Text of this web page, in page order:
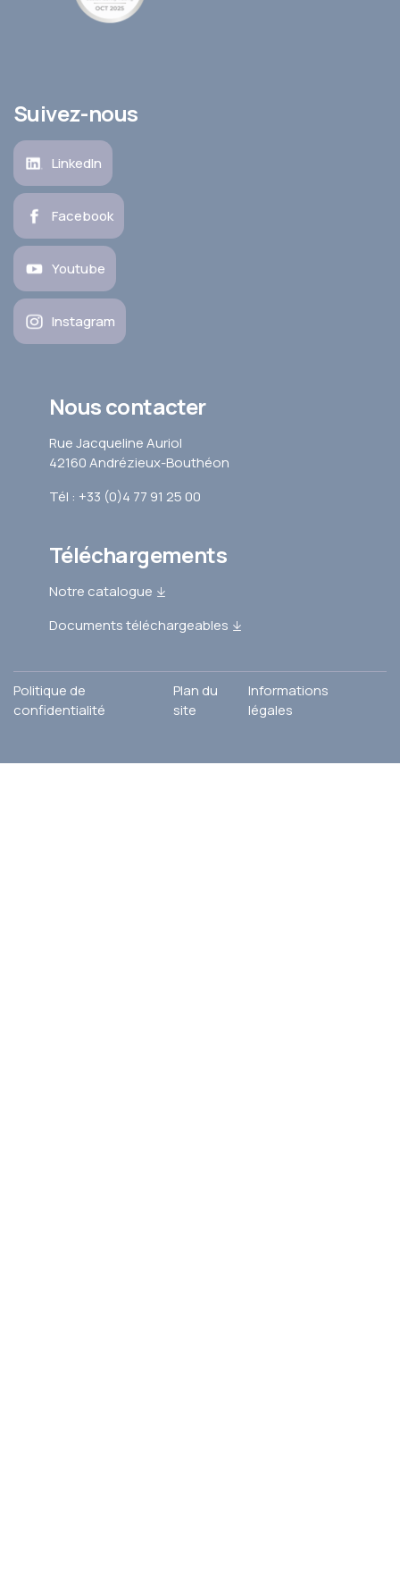
Suivez-nous
LinkedIn
Facebook
Youtube
Instagram
Nous contacter
Rue Jacqueline Auriol
42160 Andrézieux-Bouthéon
Tél : +33 (0)4 77 91 25 00
Téléchargements
Notre catalogue
Documents téléchargeables
Politique de
confidentialité
Plan du
site
Informations
légales